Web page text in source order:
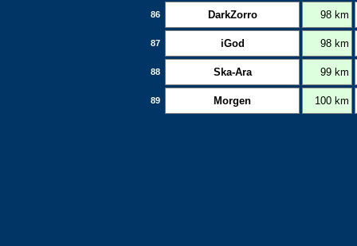
86 DarkZorro 98 km
87 iGod 98 km
88 Ska-Ara 99 km
89 Morgen 100 km